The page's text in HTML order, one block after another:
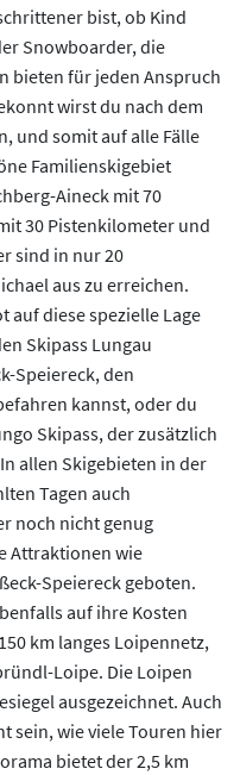
bist, ob Kind
Snowboarder, die
bieten für jeden Anspruch
wirst du nach dem
und somit auf alle Fälle
Familienskigebiet
Aineck mit 70
30 Pistenkilometer und
sind in nur 20
aus zu erreichen.
auf diese spezielle Lage
Skipass Lungau
Speiereck, den
kannst, oder du
Skipass, der zusätzlich
allen Skigebieten in der
Tagen auch
noch nicht genug
Attraktionen wie
Speiereck geboten.
auf ihre Kosten
km langes Loipennetz,
Loipe. Die Loipen
ausgezeichnet. Auch
sein, wie viele Touren hier
bietet der 2,5 km